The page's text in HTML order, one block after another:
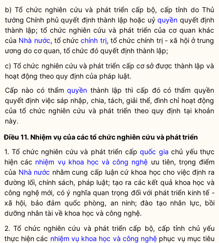
b) Tổ chức nghiên cứu và phát triển cấp bộ, cấp tỉnh do Thủ
tướng Chính phủ quyết định thành lập hoặc uỷquyền quyết định
thành lập; tổ chức nghiên cứu và phát triển của cơ quan khác
của Nhà nước, tổ chứcchính trị, tổ chứcchính trị- xã hội ở trung
ương do cơ quan, tổ chức đó quyết định thành lập;
c) Tổ chức nghiên cứu và phát triển cấp cơ sở được thành lập và
hoạt động theo quy định của pháp luật.
Cấp nào có thẩmquyền thành lập thì cấp đó có thẩmquyền
quyết định việc sáp nhập, chia, tách, giải thể, đình chỉ hoạt động
của tổ chức nghiên cứu và phát triển theo quy định tại khoản
này.
Điều 11. Nhiệm vụ của các tổ chức nghiên cứu và phát triển
1. Tổ chức nghiên cứu và phát triển cấpquốc gia chủ yếu thực
hiện các nhiệm vụ khoa học và công nghệ ưu tiên, trọng điểm
của Nhà nước nhằm cung cấp luận cứ khoa học cho việc định ra
đường lối, chính sách, pháp luật; tạo ra các kết quả khoa học và
công nghệ mới, có ý nghĩa quan trọng đối với phát triển kinh tế -
xã hội, bảo đảm quốc phòng, an ninh; đào tạo nhân lực, bồi
dưỡng nhân tài về khoa học và công nghệ.
2. Tổ chức nghiên cứu và phát triển cấp bộ, cấp tỉnh chủ yếu
thực hiện các nhiệm vụ khoa học và công nghệ phục vụ mục tiêu